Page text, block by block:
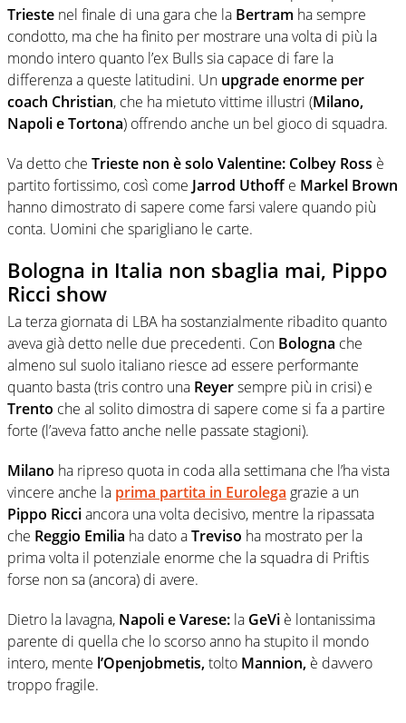
Trieste nel finale di una gara che la Bertram ha sempre
condotto, ma che ha finito per mostrare una volta di più la
mondo intero quanto l’ex Bulls sia capace di fare la
differenza a queste latitudini. Un upgrade enorme per
coach Christian, che ha mietuto vittime illustri (Milano,
Napoli e Tortona) offrendo anche un bel gioco di squadra.
Va detto che Trieste non è solo Valentine: Colbey Ross è
partito fortissimo, così come Jarrod Uthoffe Markel Brown
hanno dimostrato di sapere come farsi valere quando più
conta. Uomini che sparigliano le carte.
Bologna in Italia non sbaglia mai, Pippo
Ricci show
La terza giornata di LBA ha sostanzialmente ribadito quanto
aveva già detto nelle due precedenti. Con Bologna che
almeno sul suolo italiano riesce ad essere performante
quanto basta (tris contro una Reyersempre più in crisi) e
Trento che al solito dimostra di sapere come si fa a partire
forte (l’aveva fatto anche nelle passate stagioni).
Milano ha ripreso quota in coda alla settimana che l’ha vista
vincere anche la prima partita in Eurolega grazie a un
Pippo Ricciancora una volta decisivo, mentre la ripassata
che Reggio Emilia ha dato aTreviso ha mostrato per la
prima volta il potenziale enorme che la squadra di Priftis
forse non sa (ancora) di avere.
Dietro la lavagna, Napoli e Varese: la GeVi è lontanissima
parente di quella che lo scorso anno ha stupito il mondo
intero, mente l’Openjobmetis,tolto Mannion, è davvero
troppo fragile.